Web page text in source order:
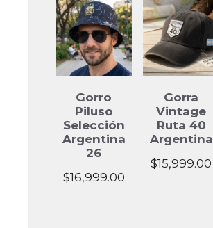
$16,999.00
through
$18,999.00
Gorro
Piluso
Selección
Argentina
26
$16,999.00
Gorra
Vintage
Ruta 40
Argentina
$15,999.00